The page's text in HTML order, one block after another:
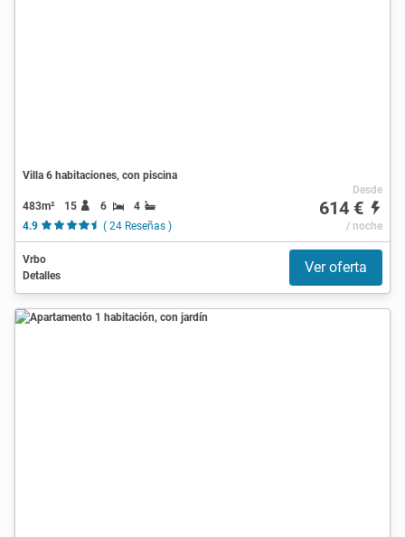
Villa 6 habitaciones, con piscina
483m² 15 6
4
4.9
( 24 Reseñas )
Desde
614 €
/ noche
Vrbo
Detalles
Ver oferta